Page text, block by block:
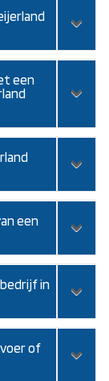
een
een
in
of